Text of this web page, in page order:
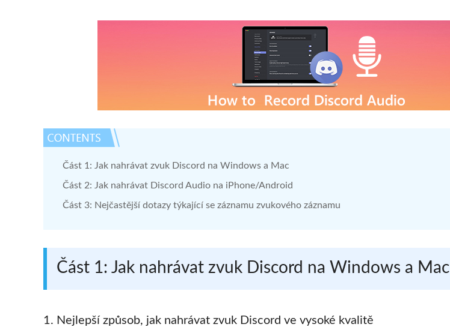
Část 1: Jak nahrávat zvuk Discord na Windows a Mac
Část 2: Jak nahrávat Discord Audio na iPhone/Android
Část 3: Nejčastější dotazy týkající se záznamu zvukového záznamu
Část 1: Jak nahrávat zvuk Discord na Windows a Mac
1. Nejlepší způsob, jak nahrávat zvuk Discord ve vysoké kvalitě